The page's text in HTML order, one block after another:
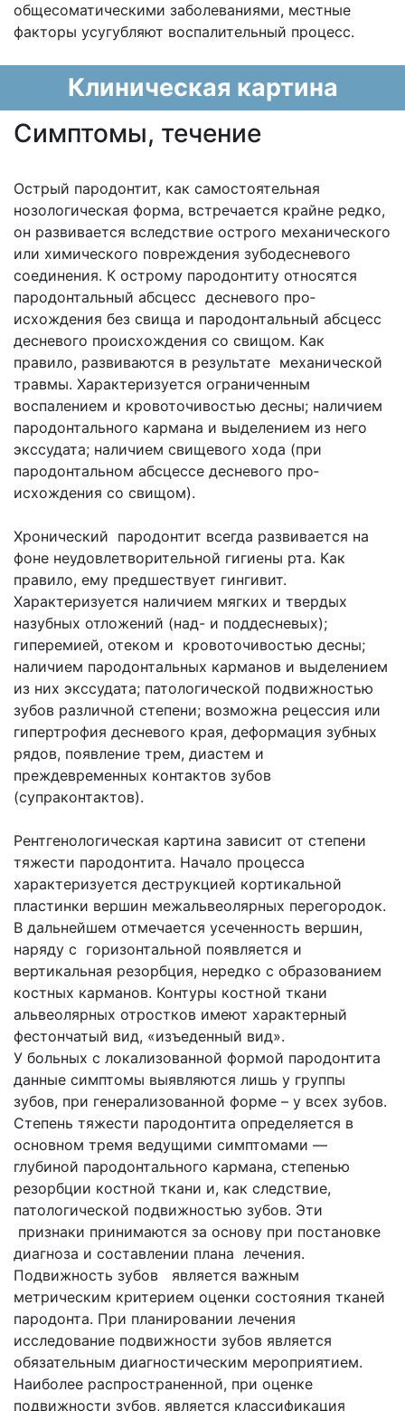
общесоматическими заболеваниями, местные
факторы усугубляют воспалительный процесс.
Клиническая картина
Cимптомы, течение
Острый пародонтит, как самостоятельная
нозологическая форма, встречается крайне редко,
он развивается вследствие острого механического
или химического повреждения зубодесневого
соединения. К острому пародонтиту относятся
пародонтальный абсцесс десневого про­
исхождения без свища и пародонтальный абсцесс
десневого про­исхождения со свищом. Как
правило, развиваются в результате механической
травмы. Характеризуется ограниченным
воспалением и кровоточивостью десны; наличием
пародонтального кармана и выделением из него
экссудата; наличием свищевого хода (при
пародонтальном абсцессе десневого про­
исхождения со свищом).
Хронический пародонтит всегда развивается на
фоне неудовлетворительной гигиены рта. Как
правило, ему предшествует гингивит.
Характеризуется наличием мягких и твердых
назубных отложений (над- и поддесневых);
гиперемией, отеком и кровоточивостью десны;
наличием пародонтальных карманов и выделением
из них экссудата; патологической подвижностью
зубов различной степени; возможна рецессия или
гипертрофия десневого края, деформация зубных
рядов, появление трем, диастем и
преждевременных контактов зубов
(супраконтактов).
Рентгенологическая картина зависит от степени
тяжести пародонтита. Начало процесса
характеризуется деструкцией кортикальной
пластинки вершин межальвеолярных перегородок.
В дальнейшем отмечается усеченность вершин,
наряду с горизонтальной появляется и
вертикальная резорбция, нередко с образованием
костных карманов. Контуры костной ткани
альвеолярных отростков имеют характерный
фестончатый вид, «изъеденный вид».
У больных с локализованной формой пародонтита
данные симптомы выявляются лишь у группы
зубов, при генерализованной форме – у всех зубов.
Степень тяжести пародонтита определяется в
основном тремя ведущими симптомами —
глубиной пародонтального кармана, степенью
резорбции костной ткани и, как следствие,
патологической подвижностью зубов. Эти
признаки принимаются за основу при постановке
диагноза и составлении плана лечения.
Подвижность зубов является важным
метрическим критерием оценки состояния тканей
пародонта. При планировании лечения
исследование подвижности зубов является
обязательным диагностическим мероприятием.
Наиболее распространенной, при оценке
подвижности зубов, является классификация